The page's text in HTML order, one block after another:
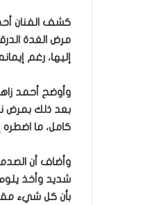
كشف الفنان
مرض الغدة
إليها، رغم
وأوضح أحمد
بعد ذلك بمرض
كامل، ما اضطره
وأضاف أن
شديد وأخذ
بأن كل شيء